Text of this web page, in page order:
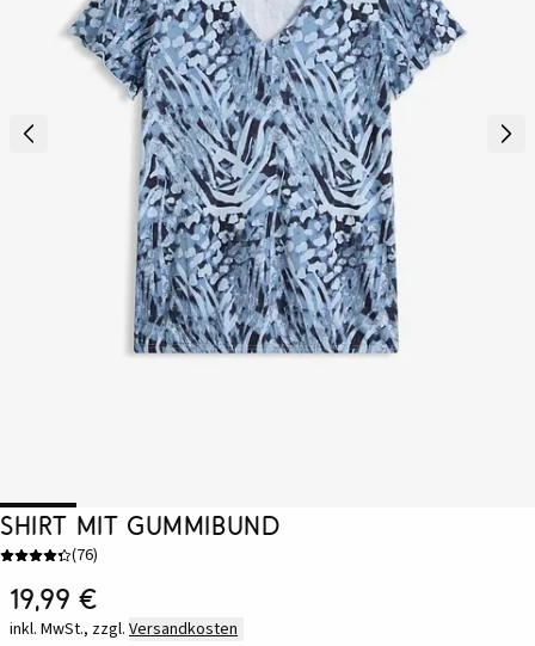
Shirt mit Gummibund
(76)
19,99 €
inkl. MwSt., zzgl. Versandkosten